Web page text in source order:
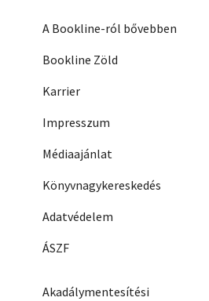
A Bookline-ról bővebben
Bookline Zöld
Karrier
Impresszum
Médiaajánlat
Könyvnagykereskedés
Adatvédelem
ÁSZF
Akadálymentesítési